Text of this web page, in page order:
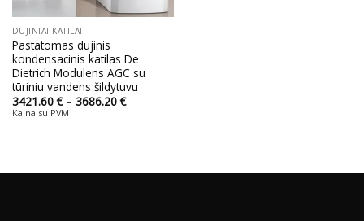
DUJINIAI KATILAI
Pastatomas dujinis
kondensacinis katilas De
Dietrich Modulens AGC su
tūriniu vandens šildytuvu
3421.60€ – 3686.20€Price
range:
Kaina su PVM